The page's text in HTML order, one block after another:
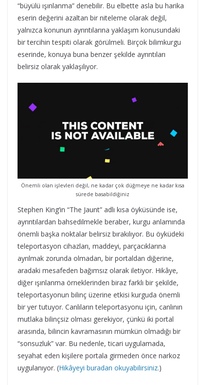
“büyülü ışınlanma” denebilir. Bu elbette asla bu harika
eserin değerini azaltan bir niteleme olarak değil,
yalnızca konunun ayrıntılarına yaklaşım konusundaki
bir tercihin tespiti olarak görülmeli. Birçok bilimkurgu
eserinde, konuya buna benzer şekilde ayrıntıları
belirsiz olarak yaklaşılıyor.
Önemli olan işlevleri değil, ne kadar çok düğmeye ne kadar kısa
sürede basabildiğiniz
Stephen King’in “The Jaunt” adlı kısa öyküsünde ise,
ayrıntılardan bahsedilmekle beraber, kurgu anlamında
önemli başka noktalar belirsiz bırakılıyor. Bu öyküdeki
teleportasyon cihazları, maddeyi, parçacıklarına
ayrılmak zorunda olmadan, bir portaldan diğerine,
aradaki mesafeden bağımsız olarak iletiyor. Hikâye,
diğer ışınlanma örneklerinden biraz farklı bir şekilde,
teleportasyonun bilinç üzerine etkisi kurguda önemli
bir yer tutuyor. Canlıların teleportasyonu için, canlının
mutlaka bilinçsiz olması gerekiyor, çünkü iki portal
arasında, bilincin kavramasının mümkün olmadığı bir
“sonsuzluk” var. Bu nedenle, ticari uygulamada,
seyahat eden kişilere portala girmeden önce narkoz
uygulanıyor. (Hikâyeyi buradan okuyabilirsiniz.)